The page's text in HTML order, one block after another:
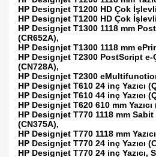
HP Designjet T1200 HD Çok İşlevli
HP Designjet T1200 HD Çok İşlevli
HP Designjet T1300 1118 mm
(CR652A),
HP Designjet T1300 1118 mm
HP Designjet T2300 PostScript e-
(CN728A),
HP Designjet T2300
HP Designjet T610 24 inç Yazıcı
HP Designjet T610 44 inç Yazıcı
HP Designjet T620 610 mm Yazıcı
HP Designjet T770 1118 mm Sabit
(CN375A),
HP Designjet T770 1118 mm
HP Designjet T770 24 inç Yazıcı
HP Designjet T770 24 inç Yazıcı,